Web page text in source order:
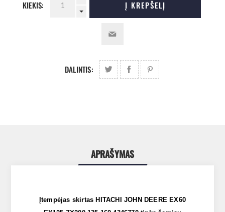
KIEKIS: Į KREPŠELĮ
DALINTIS:
APRAŠYMAS
Įtempėjas skirtas HITACHI JOHN DEERE EX60